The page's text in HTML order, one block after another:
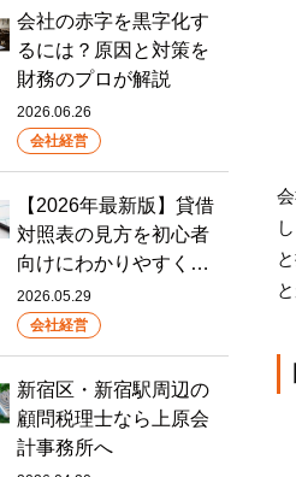
会社の赤字を黒字化す
るには？原因と対策を
財務のプロが解説
2026.06.26
会社経営
【2026年最新版】貸借
対照表の見方を初心者
向けにわかりやすく…
2026.05.29
会社経営
新宿区・新宿駅周辺の
顧問税理士なら上原会
計事務所へ